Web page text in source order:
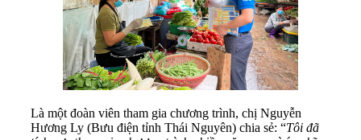
Là một đoàn viên tham gia chương trình, chị Nguyễn
Hương Ly (Bưu điện tỉnh Thái Nguyên) chia sẻ: “Tôi đã